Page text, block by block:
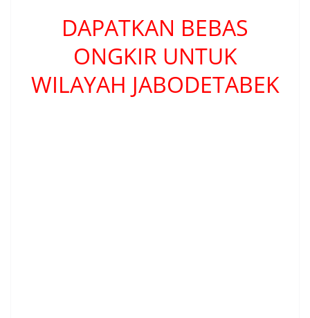
DAPATKAN BEBAS
ONGKIR UNTUK
WILAYAH JABODETABEK